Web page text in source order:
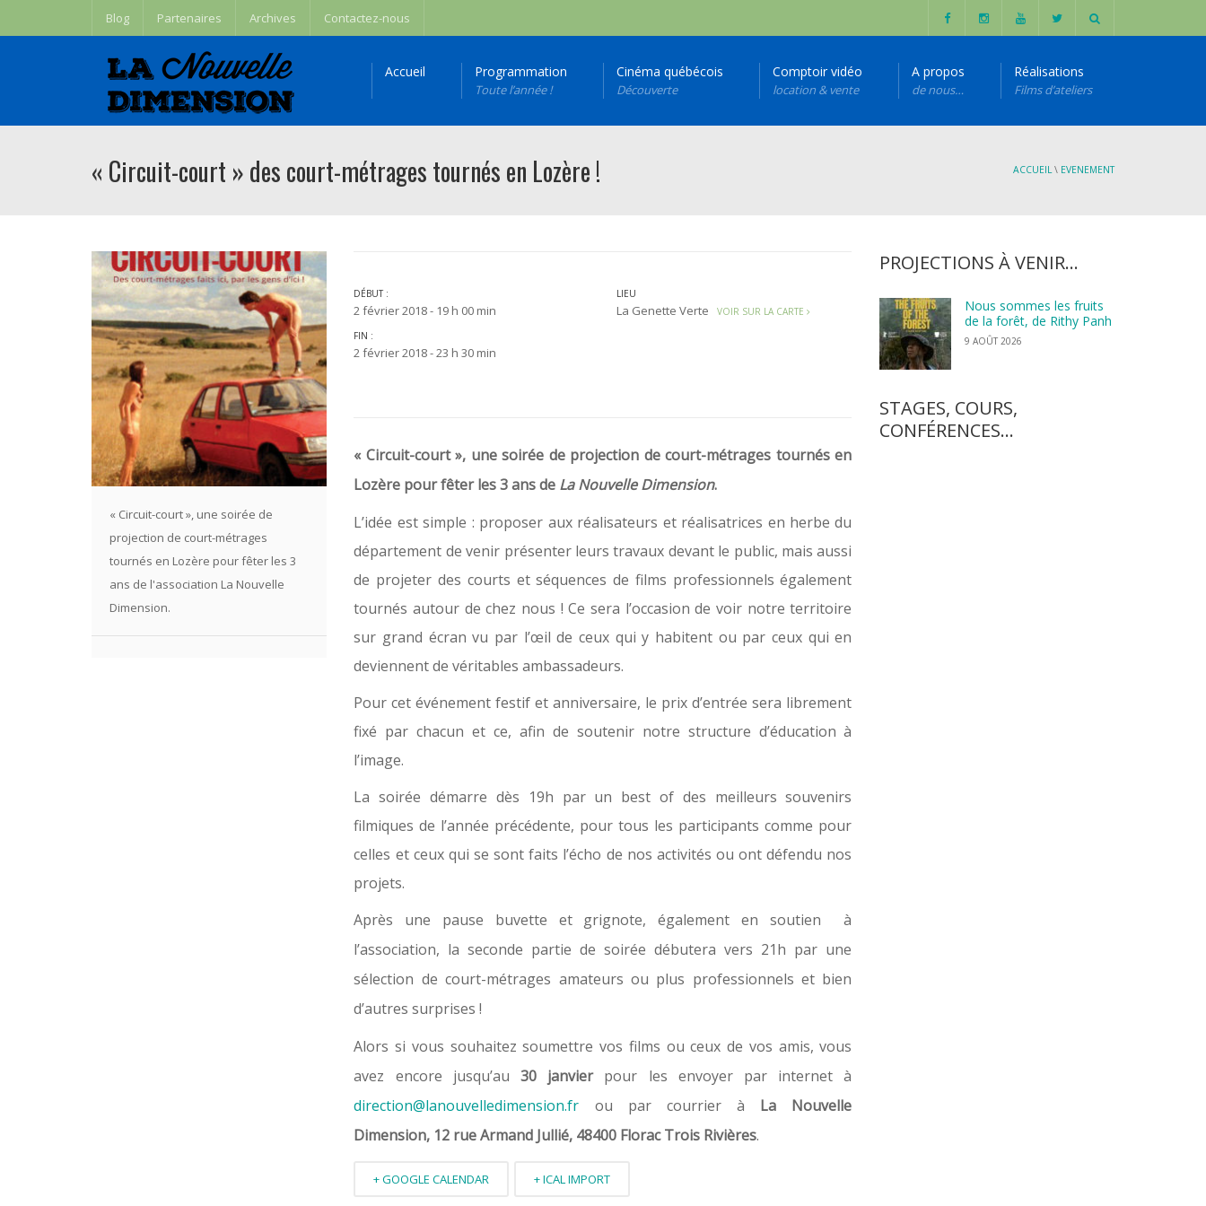
Blog Partenaires Archives Contactez-nous
Accueil Programmation
Toute l’année !
Cinéma québécois
Découverte
Comptoir vidéo
location & vente
A propos
de nous…
Réalisations
Films d’ateliers
« Circuit-court » des court-métrages tournés en Lozère ! ACCUEIL\ EVENEMENT
« Circuit-court », une soirée de
projection de court-métrages
tournés en Lozère pour fêter les 3
ans de l'association La Nouvelle
Dimension.
DÉBUT :
2 février 2018 - 19 h 00 min
FIN :
2 février 2018 - 23 h 30 min
LIEU
La Genette Verte VOIR SUR LA CARTE
« Circuit-court », une soirée de projection de court-métrages tournés en
Lozère pour fêter les 3 ans de La Nouvelle Dimension.
L’idée est simple : proposer aux réalisateurs et réalisatrices en herbe du
département de venir présenter leurs travaux devant le public, mais aussi
de projeter des courts et séquences de films professionnels également
tournés autour de chez nous ! Ce sera l’occasion de voir notre territoire
sur grand écran vu par l’œil de ceux qui y habitent ou par ceux qui en
deviennent de véritables ambassadeurs.
Pour cet événement festif et anniversaire, le prix d’entrée sera librement
fixé par chacun et ce, afin de soutenir notre structure d’éducation à
l’image.
La soirée démarre dès 19h par un best of des meilleurs souvenirs
filmiques de l’année précédente, pour tous les participants comme pour
celles et ceux qui se sont faits l’écho de nos activités ou ont défendu nos
projets.
Après une pause buvette et grignote, également en soutien à
l’association, la seconde partie de soirée débutera vers 21h par une
sélection de court-métrages amateurs ou plus professionnels et bien
d’autres surprises !
Alors si vous souhaitez soumettre vos films ou ceux de vos amis, vous
avez encore jusqu’au30 janvierpour les envoyer par internet à
direction@lanouvelledimension.fr ou par courrier à La Nouvelle
Dimension, 12 rue Armand Jullié, 48400 Florac Trois Rivières.
+ GOOGLE CALENDAR + ICAL IMPORT
PROJECTIONS À VENIR…
Nous sommes les fruits
de la forêt, de Rithy Panh
9 AOÛT 2026
STAGES, COURS,
CONFÉRENCES…